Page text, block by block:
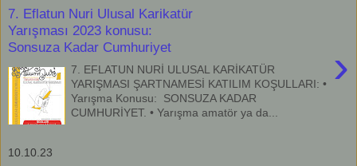
7. Eflatun Nuri Ulusal Karikatür
Yarışması 2023 konusu:
Sonsuza Kadar Cumhuriyet
›
7. EFLATUN NURİ ULUSAL KARİKATÜR
YARIŞMASI ŞARTNAMESİ KATILIM KOŞULLARI: •
Yarışma Konusu: SONSUZA KADAR
CUMHURİYET. • Yarışma amatör ya da...
10.10.23